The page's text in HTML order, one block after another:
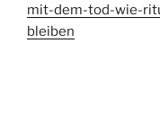
mit-dem-tod-wie-
bleiben